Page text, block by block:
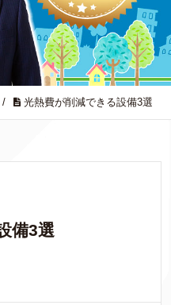
/ 光熱費が削減できる設備3選
備3選